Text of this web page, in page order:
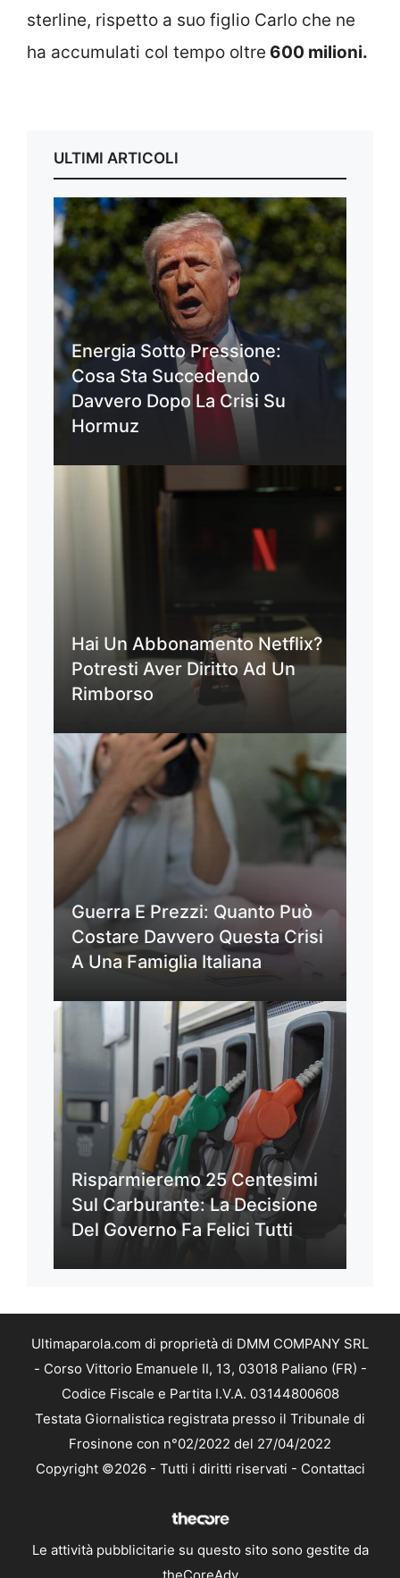
sterline, rispetto a suo figlio Carlo che ne
ha accumulati col tempo oltre 600 milioni.
ULTIMI ARTICOLI
Energia Sotto Pressione:
Cosa Sta Succedendo
Davvero Dopo La Crisi Su
Hormuz
Hai Un Abbonamento Netflix?
Potresti Aver Diritto Ad Un
Rimborso
Guerra E Prezzi: Quanto Può
Costare Davvero Questa Crisi
A Una Famiglia Italiana
Risparmieremo 25 Centesimi
Sul Carburante: La Decisione
Del Governo Fa Felici Tutti
Ultimaparola.com di proprietà di DMM COMPANY SRL
- Corso Vittorio Emanuele II, 13, 03018 Paliano (FR) -
Codice Fiscale e Partita I.V.A. 03144800608
Testata Giornalistica registrata presso il Tribunale di
Frosinone con n°02/2022 del 27/04/2022
Copyright ©2026 - Tutti i diritti riservati - Contattaci
Le attività pubblicitarie su questo sito sono gestite da
theCoreAdv